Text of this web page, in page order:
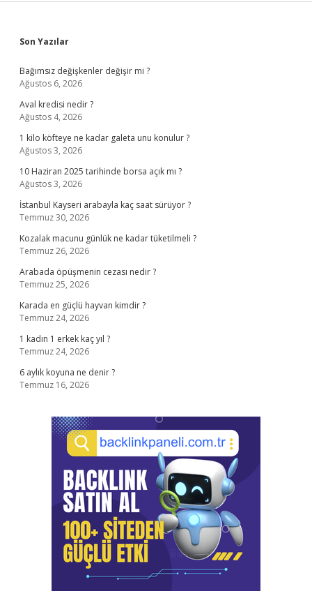
Sidebar
Son Yazılar
Bağımsız değişkenler değişir mi ?
Ağustos 6, 2026
Aval kredisi nedir ?
Ağustos 4, 2026
1 kilo köfteye ne kadar galeta unu konulur ?
Ağustos 3, 2026
10 Haziran 2025 tarihinde borsa açık mı ?
Ağustos 3, 2026
İstanbul Kayseri arabayla kaç saat sürüyor ?
Temmuz 30, 2026
Kozalak macunu günlük ne kadar tüketilmeli ?
Temmuz 26, 2026
Arabada öpüşmenin cezası nedir ?
Temmuz 25, 2026
Karada en güçlü hayvan kimdir ?
Temmuz 24, 2026
1 kadın 1 erkek kaç yıl ?
Temmuz 24, 2026
6 aylık koyuna ne denir ?
Temmuz 16, 2026